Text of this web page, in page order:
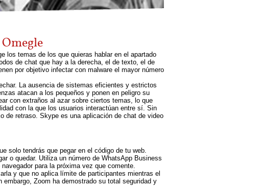
los temas de los que quieras hablar en el apartado
de chat que hay a la derecha, el de texto, el de
por objetivo infectar con malware el mayor número
La ausencia de sistemas eficientes y estrictos
atacan a los pequeños y ponen en peligro su
con extraños al azar sobre ciertos temas, lo que
con la que los usuarios interactúan entre sí. Sin
de retraso. Skype es una aplicación de chat de video
solo tendrás que pegar en el código de tu web.
o quedar. Utiliza un número de WhatsApp Business
para la próxima vez que comente.
y que no aplica límite de participantes mientras el
Zoom ha demostrado su total seguridad y